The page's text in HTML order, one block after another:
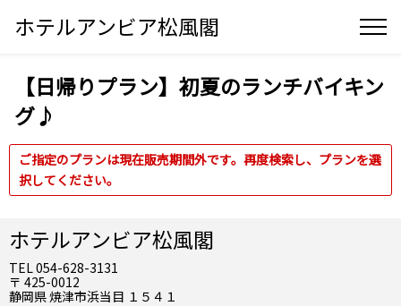
ホテルアンビア松風閣
【日帰りプラン】初夏のランチバイキン
グ♪
ご指定のプランは現在販売期間外です。再度検索し、プランを選
択してください。
ホテルアンビア松風閣
TEL 054-628-3131
〒 425-0012
静岡県 焼津市浜当目 １５４１